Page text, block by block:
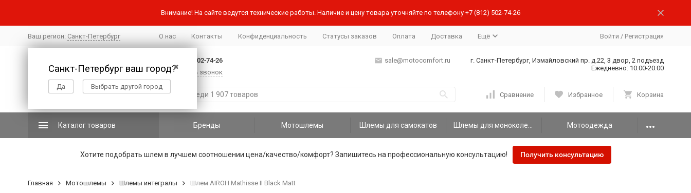
Внимание! На сайте ведутся технические работы. Наличие и цену товара уточняйте по телефону +7 (812) 502-74-26
Ваш регион: Санкт-Петербург
✖
Санкт-Петербург ваш город?
Да Выбрать другой город
О нас Контакты Конфиденциальность Статусы заказов Оплата Доставка Ещё Войти / Регистрация
+7 (812) 502-74-26
Заказать звонок
sale@motocomfort.ru
г. Санкт-Петербург, Измайловский пр. д.22, 3 двор, 2 подъезд
Ежедневно: 10:00-20:00
Сравнение Избранное Корзина
Каталог товаров Бренды Мотошлемы Шлемы для самокатов Мотоодежда
Хотите подобрать шлем в лучшем соотношении цена/качество/комфорт? Запишитесь на профессиональную консультацию! Получить консультацию
Главная Мотошлемы Шлемы интегралы Шлем AIROH Mathisse II Black Matt